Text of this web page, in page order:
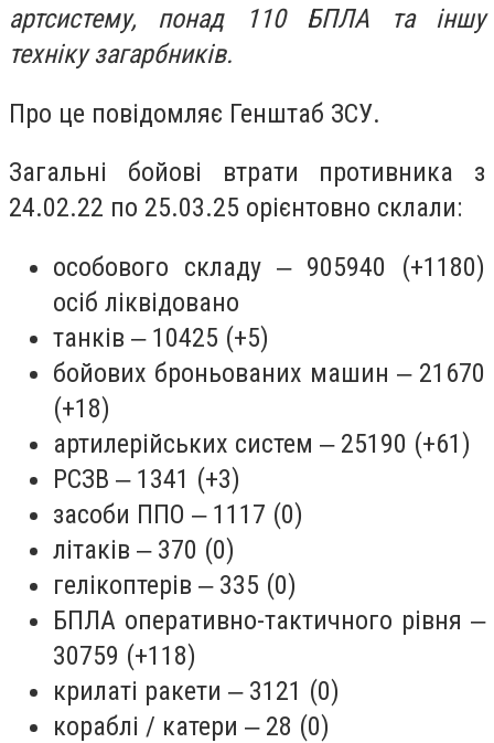
артсистему, понад 110 БПЛА та іншу
техніку загарбників.
Про це повідомляє Генштаб ЗСУ.
Загальні бойові втрати противника з
24.02.22 по 25.03.25 орієнтовно склали:
особового складу ‒ 905940 (+1180)
осіб ліквідовано
танків ‒ 10425 (+5)
бойових броньованих машин ‒ 21670
(+18)
артилерійських систем ‒ 25190 (+61)
РСЗВ ‒ 1341 (+3)
засоби ППО ‒ 1117 (0)
літаків ‒ 370 (0)
гелікоптерів ‒ 335 (0)
БПЛА оперативно-тактичного рівня ‒
30759 (+118)
крилаті ракети ‒ 3121 (0)
кораблі / катери ‒ 28 (0)